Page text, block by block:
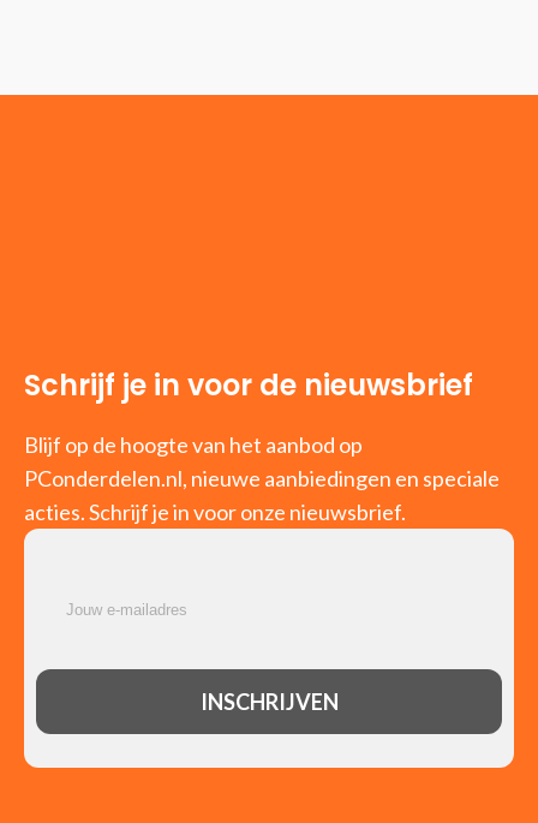
Schrijf je in voor de nieuwsbrief
Blijf op de hoogte van het aanbod op
PConderdelen.nl, nieuwe aanbiedingen en speciale
acties. Schrijf je in voor onze nieuwsbrief.